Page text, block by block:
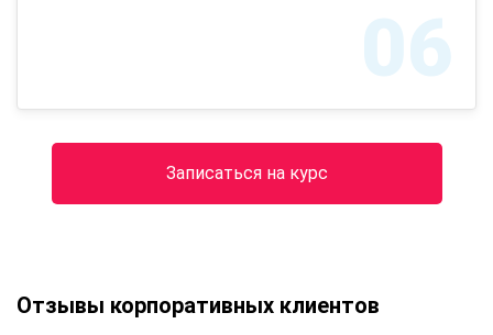
06
Записаться на курс
Отзывы корпоративных клиентов